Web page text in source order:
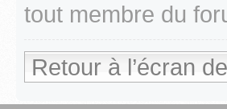
tout membre du
Retour à l’écran